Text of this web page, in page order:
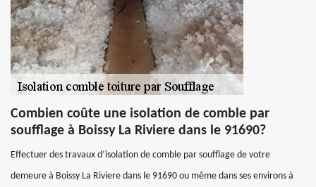
Combien coûte une isolation de comble par
soufflage à Boissy La Riviere dans le 91690?
Effectuer des travaux d’isolation de comble par soufflage de votre
demeure à Boissy La Riviere dans le 91690 ou même dans ses environs à